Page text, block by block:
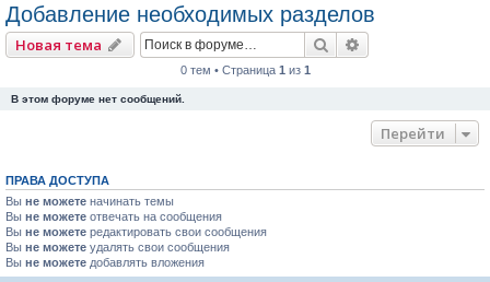
Добавление необходимых разделов
Новая тема Поиск
0 тем • Страница 1 из 1
В этом форуме нет сообщений.
Перейти
ПРАВА ДОСТУПА
Вы не можете начинать темы
Вы не можете отвечать на сообщения
Вы не можете редактировать свои сообщения
Вы не можете удалять свои сообщения
Вы не можете добавлять вложения